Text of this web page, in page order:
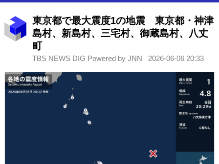
東京都で最大震度1の地震 東京都・神津
島村、新島村、三宅村、御蔵島村、八丈
町
TBS NEWS DIG Powered by JNN 2026-06-06 20:33